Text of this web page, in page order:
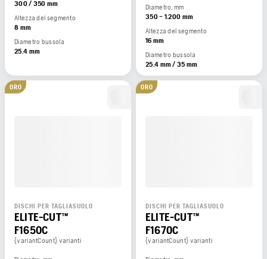
300 / 350 mm
Altezza del segmento
8 mm
Diametro bussola
25.4 mm
Diametro, mm
350 – 1.200 mm
Altezza del segmento
16 mm
Diametro bussola
25.4 mm / 35 mm
ORO
DISCHI PER TAGLIASUOLO
ELITE-CUT™
F1650C
{variantCount} varianti
ORO
DISCHI PER TAGLIASUOLO
ELITE-CUT™
F1670C
{variantCount} varianti